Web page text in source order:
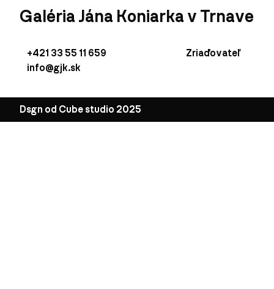
Galéria Jána Koniarka v Trnave
+421 33 55 11 659
info@gjk.sk
Zriaďovateľ
Dsgn od Cube studio 2025